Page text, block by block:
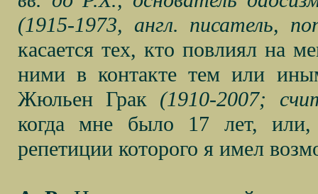
(1915-1973, англ. писатель,
касается тех, кто повлиял на
ними в контакте тем или
Жюльен Грак (1910-2007;
когда мне было 17 лет,
репетиции которого я имел